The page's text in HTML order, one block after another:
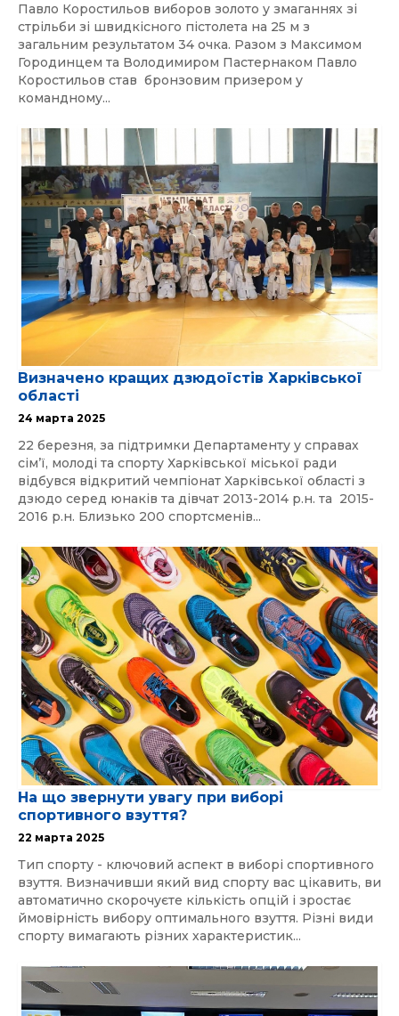
Павло Коростильов виборов золото у змаганнях зі
стрільби зі швидкісного пістолета на 25 м з
загальним результатом 34 очка. Разом з Максимом
Городинцем та Володимиром Пастернаком Павло
Коростильов став бронзовим призером у
командному...
Визначено кращих дзюдоїстів Харківської
області
24 марта 2025
22 березня, за підтримки Департаменту у справах
сімʼї, молоді та спорту Харківської міської ради
відбувся відкритий чемпіонат Харківської області з
дзюдо серед юнаків та дівчат 2013-2014 р.н. та 2015-
2016 р.н. Близько 200 спортсменів...
На що звернути увагу при виборі
спортивного взуття?
22 марта 2025
Тип спорту - ключовий аспект в виборі спортивного
взуття. Визначивши який вид спорту вас цікавить, ви
автоматично скорочуєте кількість опцій і зростає
ймовірність вибору оптимального взуття. Різні види
спорту вимагають різних характеристик...